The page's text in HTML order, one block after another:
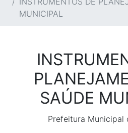
MUNICIPAL
SAÚDE
Prefeitura Municipal